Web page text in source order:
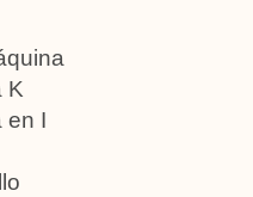
K
en I